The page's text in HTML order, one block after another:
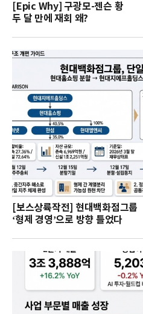
[Epic Why] 구광모-젠슨 황
두 달 만에 재회 왜?
[보스상륙작전] 현대백화점그룹
‘형제 경영’으로 방향 틀었다